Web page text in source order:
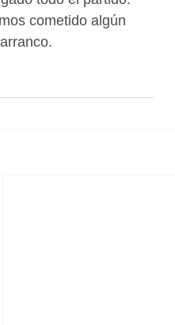
cometido algún